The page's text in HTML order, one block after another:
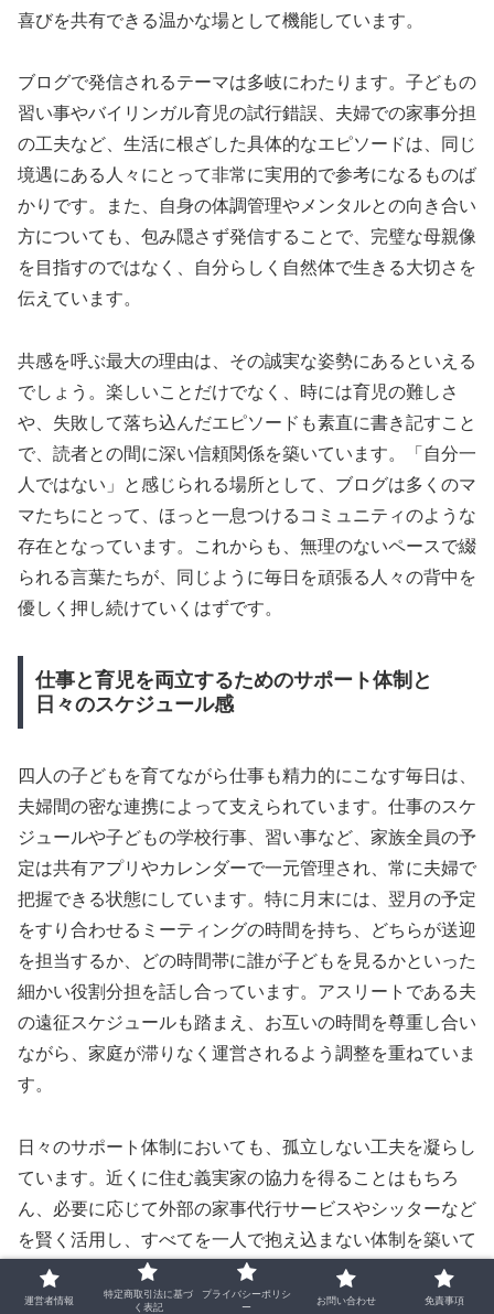
喜びを共有できる温かな場として機能しています。
ブログで発信されるテーマは多岐にわたります。子どもの
習い事やバイリンガル育児の試行錯誤、夫婦での家事分担
の工夫など、生活に根ざした具体的なエピソードは、同じ
境遇にある人々にとって非常に実用的で参考になるものば
かりです。また、自身の体調管理やメンタルとの向き合い
方についても、包み隠さず発信することで、完璧な母親像
を目指すのではなく、自分らしく自然体で生きる大切さを
伝えています。
共感を呼ぶ最大の理由は、その誠実な姿勢にあるといえる
でしょう。楽しいことだけでなく、時には育児の難しさ
や、失敗して落ち込んだエピソードも素直に書き記すこと
で、読者との間に深い信頼関係を築いています。「自分一
人ではない」と感じられる場所として、ブログは多くのマ
マたちにとって、ほっと一息つけるコミュニティのような
存在となっています。これからも、無理のないペースで綴
られる言葉たちが、同じように毎日を頑張る人々の背中を
優しく押し続けていくはずです。
仕事と育児を両立するためのサポート体制と
日々のスケジュール感
四人の子どもを育てながら仕事も精力的にこなす毎日は、
夫婦間の密な連携によって支えられています。仕事のスケ
ジュールや子どもの学校行事、習い事など、家族全員の予
定は共有アプリやカレンダーで一元管理され、常に夫婦で
把握できる状態にしています。特に月末には、翌月の予定
をすり合わせるミーティングの時間を持ち、どちらが送迎
を担当するか、どの時間帯に誰が子どもを見るかといった
細かい役割分担を話し合っています。アスリートである夫
の遠征スケジュールも踏まえ、お互いの時間を尊重し合い
ながら、家庭が滞りなく運営されるよう調整を重ねていま
す。
日々のサポート体制においても、孤立しない工夫を凝らし
ています。近くに住む義実家の協力を得ることはもちろ
ん、必要に応じて外部の家事代行サービスやシッターなど
を賢く活用し、すべてを一人で抱え込まない体制を築いて
います。頼れる場所には迷わず助けを求め、限られたリソ
ースを有効に使うことが、結果として家族全員の笑顔を守
運営者情報
特定商取引法に基づ
く表記
プライバシーポリシ
ー
お問い合わせ 免責事項